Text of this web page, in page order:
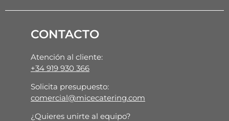
CONTACTO
Atención al cliente:
+34 919 930 366
Solicita presupuesto:
comercial@micecatering.com
¿Quieres unirte al equipo?